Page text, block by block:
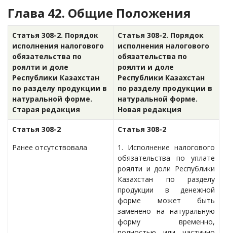
Глава 42. Общие Положения
Статья 308-2. Порядок
исполнения налогового
обязательства по
роялти и доле
Республики Казахстан
по разделу продукции в
натуральной форме.
Старая редакция
Статья 308-2. Порядок
исполнения налогового
обязательства по
роялти и доле
Республики Казахстан
по разделу продукции в
натуральной форме.
Новая редакция
Статья 308-2
Ранее отсутствовала
Статья 308-2
1. Исполнение налогового
обязательства по уплате
роялти и доли Республики
Казахстан по разделу
продукции в денежной
форме может быть
заменено на натуральную
форму временно,